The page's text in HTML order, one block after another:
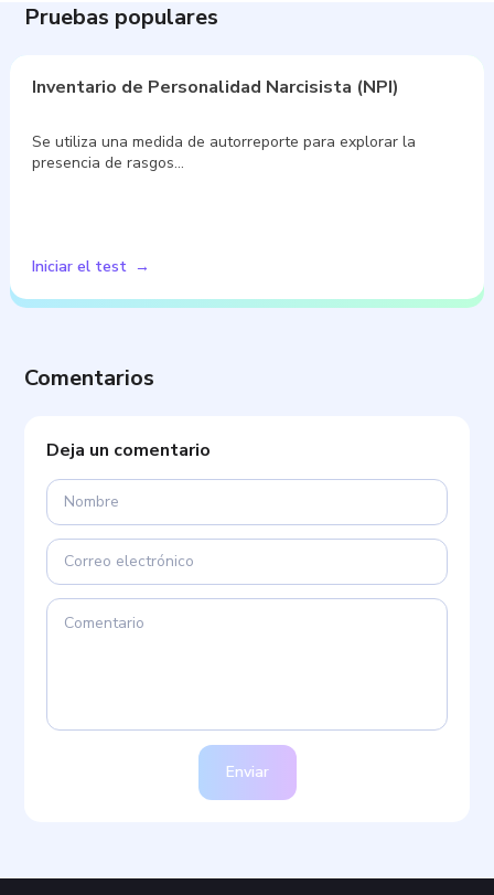
Pruebas populares
Inventario de Personalidad Narcisista (NPI)
Se utiliza una medida de autorreporte para explorar la
presencia de rasgos…
Iniciar el test
Comentarios
Deja un comentario
Enviar